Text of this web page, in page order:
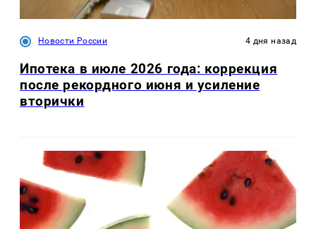
Новости России 4 дня назад
Ипотека в июле 2026 года: коррекция
после рекордного июня и усиление
вторички